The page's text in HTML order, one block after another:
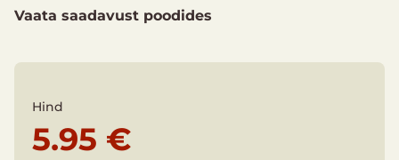
Vaata saadavust poodides
Hind
5.95 €